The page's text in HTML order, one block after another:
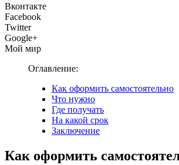
Вконтакте
Facebook
Twitter
Google+
Мой мир
Оглавление:
Как оформить самостоятельно
Что нужно
Где получать
На какой срок
Заключение
Как оформить